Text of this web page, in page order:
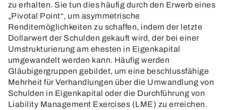
zu erhalten. Sie tun dies häufig durch den Erwerb eines
„Pivotal Point“, um asymmetrische
Renditemöglichkeiten zu schaffen, indem der letzte
Dollarwert der Schulden gekauft wird, der bei einer
Umstrukturierung am ehesten in Eigenkapital
umgewandelt werden kann. Häufig werden
Gläubigergruppen gebildet, um eine beschlussfähige
Mehrheit für Verhandlungen über die Umwandlung von
Schulden in Eigenkapital oder die Durchführung von
Liability Management Exercises (LME) zu erreichen.